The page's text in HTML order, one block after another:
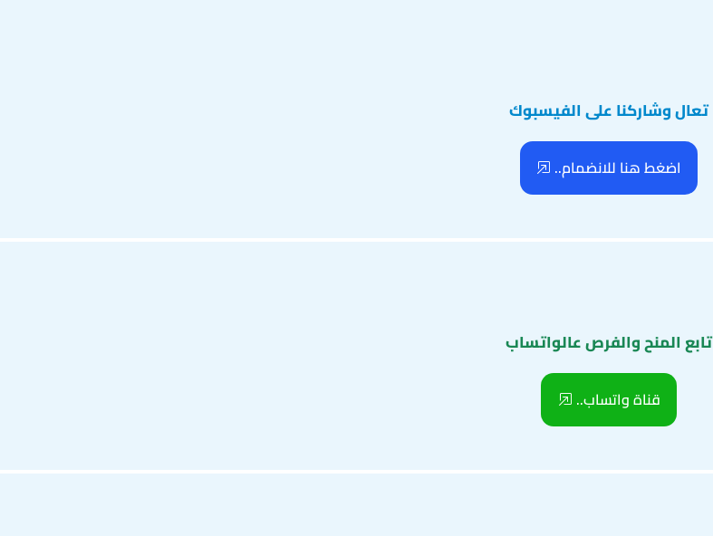
تعال وشاركنا على الفيسبوك
اضغط هنا للانضمام..
تابع المنح والفرص عالواتساب
قناة واتساب..